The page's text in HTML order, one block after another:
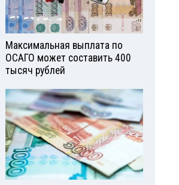
Максимальная выплата по
ОСАГО может составить 400
тысяч рублей